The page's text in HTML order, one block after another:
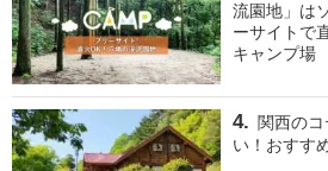
流園地」は
ーサイトで
キャンプ場
関西の
い！おすす